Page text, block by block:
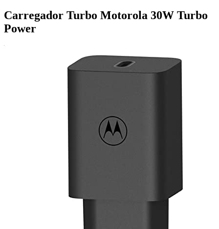
Carregador Turbo Motorola 30W Turbo
Power